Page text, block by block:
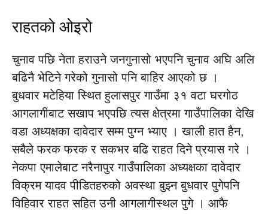
राहतको ओइरो
चुनाव पछि नेता हराउने जनगुनासो भएपनि चुनाव अघि अलि
बढिनै भेटिने गरेको गुनासो पनि बाहिर आएको छ ।
बुधवार मटेहिया स्थित हुलासपुर गाउँमा ३१ वटा घरगोठ
आगलागीबाट सखाप भएपछि त्यस क्षेत्रमा गाउँपालिका देखि
वडा अध्यक्षका दावेदार सम्म पुग्न भ्याए । खाली हात हैन,
सबैले फरक फरक र सकभर बढि राहत दिने प्रयास गरे ।
नेकपा एमालेबाट नरैनापुर गाउँपालिका अध्यक्षका दावेदार
विक्रम यादव पीडितहरुको अवस्था बुझ्न बुधवार पुगेपनि
विहिवार राहत सहित उनी आगलागीस्थल पुगे । आफै